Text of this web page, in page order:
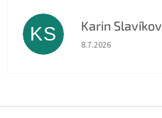
KS Karin
Hodnocení
8.7.2026